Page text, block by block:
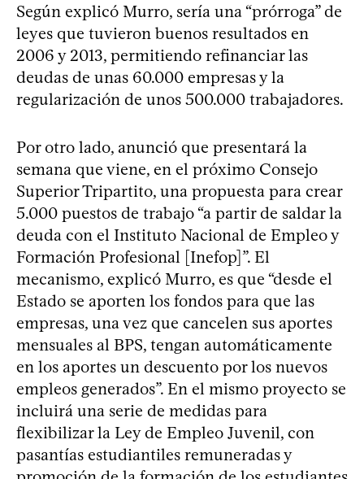
Según explicó Murro, sería una “prórroga” de
leyes que tuvieron buenos resultados en
2006 y 2013, permitiendo refinanciar las
deudas de unas 60.000 empresas y la
regularización de unos 500.000 trabajadores.
Por otro lado, anunció que presentará la
semana que viene, en el próximo Consejo
Superior Tripartito, una propuesta para crear
5.000 puestos de trabajo “a partir de saldar la
deuda con el Instituto Nacional de Empleo y
Formación Profesional [Inefop]”. El
mecanismo, explicó Murro, es que “desde el
Estado se aporten los fondos para que las
empresas, una vez que cancelen sus aportes
mensuales al BPS, tengan automáticamente
en los aportes un descuento por los nuevos
empleos generados”. En el mismo proyecto se
incluirá una serie de medidas para
flexibilizar la Ley de Empleo Juvenil, con
pasantías estudiantiles remuneradas y